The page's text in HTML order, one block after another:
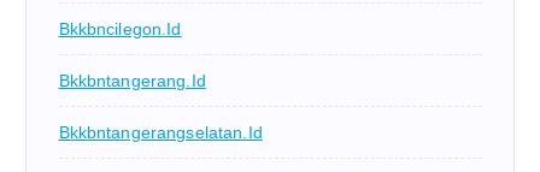
Bkkbncilegon.id
Bkkbntangerang.id
Bkkbntangerangselatan.id